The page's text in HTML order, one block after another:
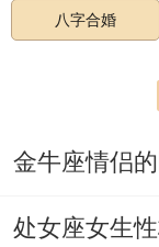
理解尤其指
征，为个人
建议建立长
八字合婚